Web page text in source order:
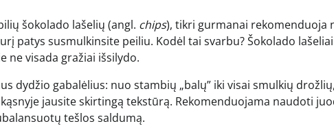
šokolado lašelių (angl. chips), tikri gurmanai rekomenduoja
patys susmulkinsite peiliu. Kodėl tai svarbu? Šokolado
ne visada gražiai išsilydo.
dydžio gabalėlius: nuo stambių „balų” iki visai smulkių
jausite skirtingą tekstūrą. Rekomenduojama naudoti
tešlos saldumą.